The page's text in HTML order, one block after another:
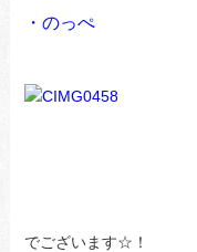
・のっぺ
でございます☆！